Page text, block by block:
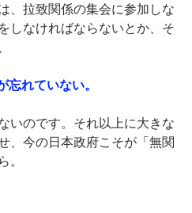
、拉致関係の集会に参加しな
しなければならないとか、そ
忘れていない。
いのです。それ以上に大きな
、今の日本政府こそが「無関
。